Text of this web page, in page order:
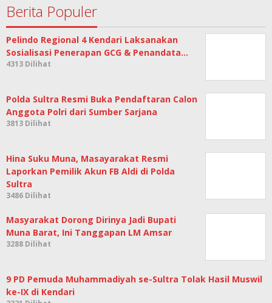
Berita Populer
Pelindo Regional 4 Kendari Laksanakan
Sosialisasi Penerapan GCG & Penandata…
4313 Dilihat
Polda Sultra Resmi Buka Pendaftaran Calon
Anggota Polri dari Sumber Sarjana
3813 Dilihat
Hina Suku Muna, Masayarakat Resmi
Laporkan Pemilik Akun FB Aldi di Polda
Sultra
3486 Dilihat
Masyarakat Dorong Dirinya Jadi Bupati
Muna Barat, Ini Tanggapan LM Amsar
3288 Dilihat
9 PD Pemuda Muhammadiyah se-Sultra Tolak Hasil Muswil
ke-IX di Kendari